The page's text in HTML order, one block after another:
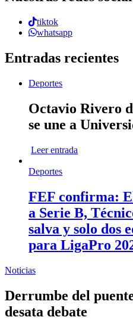
tiktok
whatsapp
Entradas recientes
Deportes
Octavio Rivero
se une a
Leer entrada
Deportes
FEF confirma:
a Serie B,
salva y solo dos
para LigaPro
Noticias
Derrumbe del
desata debate